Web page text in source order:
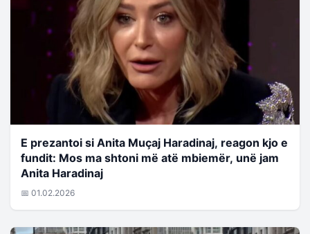
E prezantoi si Anita Muçaj Haradinaj, reagon kjo e
fundit: Mos ma shtoni më atë mbiemër, unë jam
Anita Haradinaj
📅 01.02.2026